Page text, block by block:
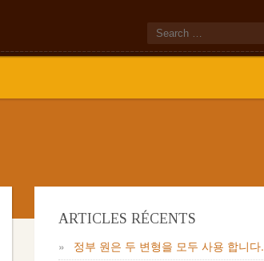
ARTICLES RÉCENTS
정부 원은 두 변형을 모두 사용 합니다.